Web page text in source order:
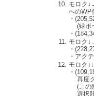
モロク
へのWP
・
(緑ポ
・
モロク
・
・アク
モロク
・
再度ク
(この
選択肢